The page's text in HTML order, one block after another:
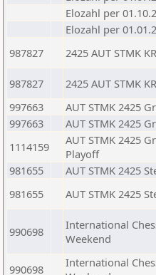
Elozahl per
Elozahl per
987827
2425 AUT STMK
987827 2425 AUT STMK
997663
AUT STMK 2425
997663
AUT STMK 2425
1114159
AUT STMK 2425
Playoff
981655
AUT STMK 2425
981655
AUT STMK 2425
990698
International
Weekend
990698
International